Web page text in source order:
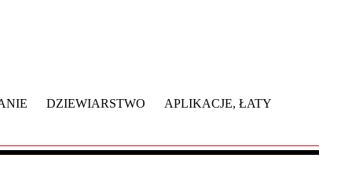
DZIEWIARSTWO APLIKACJE, ŁATY